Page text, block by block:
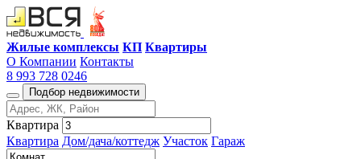
Жилые комплексы КП Квартиры
О Компании Контакты
8 993 728 0246
Подбор недвижимости
Квартира
Квартира Дом/дача/коттедж Участок Гараж